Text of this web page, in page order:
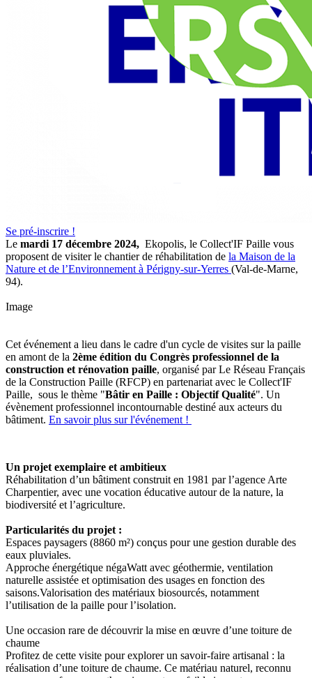
Se pré-inscrire !
Le mardi 17 décembre 2024, Ekopolis, le Collect'IF Paille vous
proposent de visiter le chantier de réhabilitation de la Maison de la
Nature et de l’Environnement à Périgny-sur-Yerres (Val-de-Marne,
94).
Image
Cet événement a lieu dans le cadre d'un cycle de visites sur la paille
en amont de la 2ème édition du Congrès professionnel de la
construction et rénovation paille, organisé par Le Réseau Français
de la Construction Paille (RFCP) en partenariat avec le Collect'IF
Paille, sous le thème "Bâtir en Paille : Objectif Qualité". Un
évènement professionnel incontournable ​destiné aux acteurs du
bâtiment. En savoir plus sur l'événement !
Un projet exemplaire et ambitieux
Réhabilitation d’un bâtiment construit en 1981 par l’agence Arte
Charpentier, avec une vocation éducative autour de la nature, la
biodiversité et l’agriculture.
Particularités du projet :
Espaces paysagers (8860 m²) conçus pour une gestion durable des
eaux pluviales.
Approche énergétique négaWatt avec géothermie, ventilation
naturelle assistée et optimisation des usages en fonction des
saisons.Valorisation des matériaux biosourcés, notamment
l’utilisation de la paille pour l’isolation.
Une occasion rare de découvrir la mise en œuvre d’une toiture de
chaume
Profitez de cette visite pour explorer un savoir-faire artisanal : la
réalisation d’une toiture de chaume. Ce matériau naturel, reconnu